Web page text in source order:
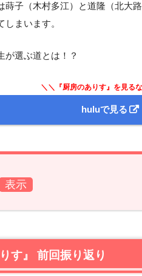
蒔子（木村多江）と道隆（北大
まいます。
が選ぶ道とは！？
＼＼『厨房のありす』を見る
huluで見る
す』 前回振り返り
す』 前回振り返り